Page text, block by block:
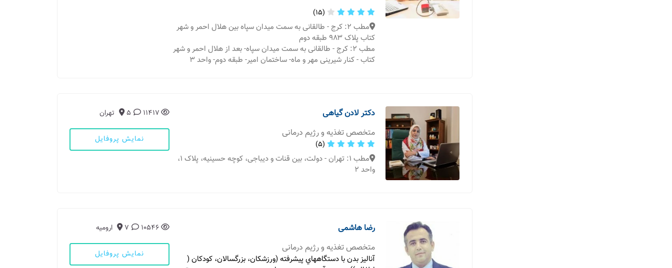
(15)
مطب 2: کرج - طالقانی به سمت میدان سپاه بین هلال احمر و شهر
کتاب پلاک ۹۸۳ طبقه دوم
مطب 2: کرج - طالقانی به سمت میدان سپاه- بعد از هلال احمر و شهر
کتاب - کنار شیرینی مهر و ماه- ساختمان امیر- طبقه دوم- واحد ۳
دکتر لادن گیاهی
متخصص تغذیه و رژیم درمانی
(5)
مطب 1: تهران - دولت، بین قنات و دیباجی، کوچه حسینیه، پلاک 1،
واحد 2
11417
5 تهران
نمایش پروفایل
رضا هاشمی
متخصص تغذیه و رژیم درمانی
آناليز بدن با دستگاههاي پيشرفته (ورزشکان، بزرگسالان، کودکان (
10546
7 ارومیه
نمایش پروفایل